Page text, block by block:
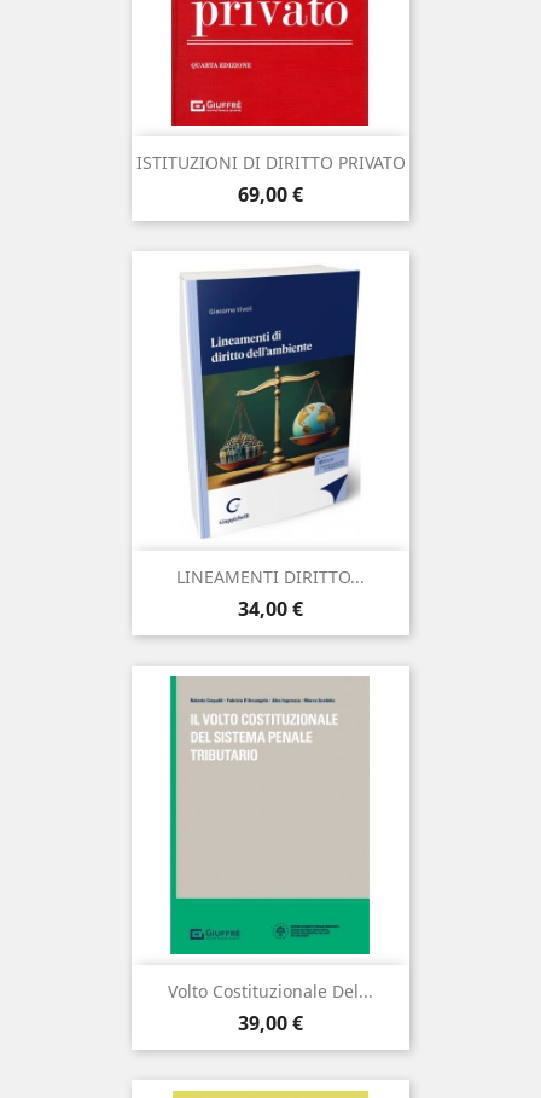
ISTITUZIONI DI DIRITTO PRIVATO
Prezzo
69,00 €
LINEAMENTI DIRITTO...
Prezzo
34,00 €
Volto Costituzionale Del...
Prezzo
39,00 €